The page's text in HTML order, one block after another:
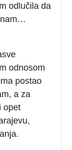
odlučila da
odnosom
postao
a za
opet